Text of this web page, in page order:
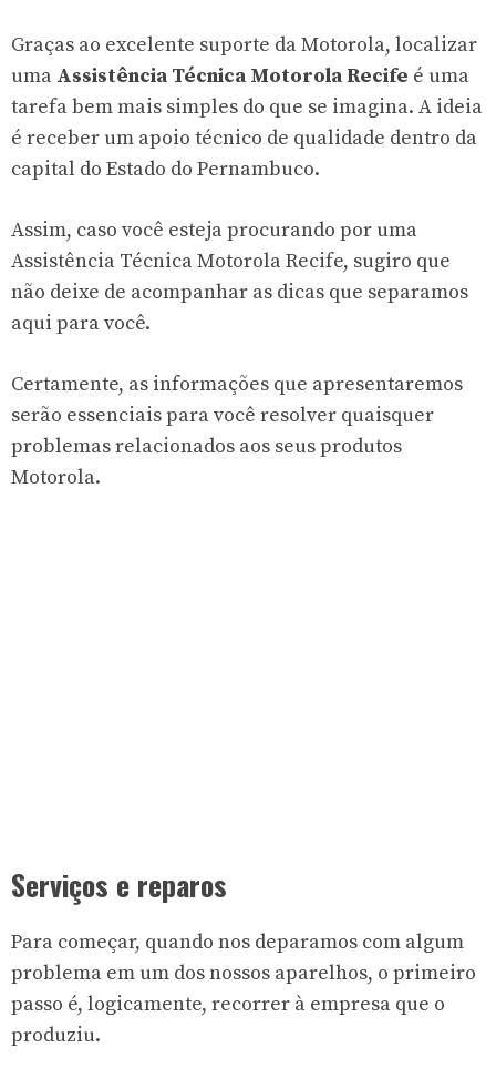
Graças ao excelente suporte da Motorola, localizar
uma Assistência Técnica Motorola Recife é uma
tarefa bem mais simples do que se imagina. A ideia
é receber um apoio técnico de qualidade dentro da
capital do Estado do Pernambuco.
Assim, caso você esteja procurando por uma
Assistência Técnica Motorola Recife, sugiro que
não deixe de acompanhar as dicas que separamos
aqui para você.
Certamente, as informações que apresentaremos
serão essenciais para você resolver quaisquer
problemas relacionados aos seus produtos
Motorola.
Serviços e reparos
Para começar, quando nos deparamos com algum
problema em um dos nossos aparelhos, o primeiro
passo é, logicamente, recorrer à empresa que o
produziu.